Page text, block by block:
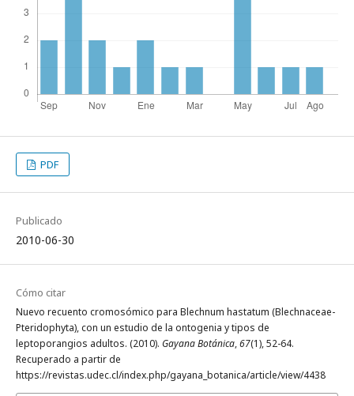
PDF
Publicado
2010-06-30
Cómo citar
Nuevo recuento cromosómico para Blechnum hastatum (Blechnaceae-
Pteridophyta), con un estudio de la ontogenia y tipos de
leptoporangios adultos. (2010). Gayana Botánica,67(1), 52-64.
Recuperado a partir de
https://revistas.udec.cl/index.php/gayana_botanica/article/view/4438